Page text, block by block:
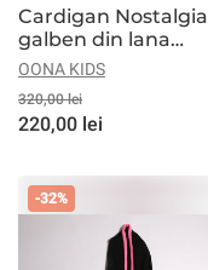
Cardigan Nostalgia
galben din lana
merinos
OONA KIDS
320,00 lei
220,00 lei
-32%